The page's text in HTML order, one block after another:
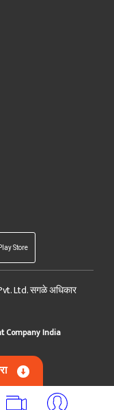
Store
Ltd. सगळे अधिकार
Company India